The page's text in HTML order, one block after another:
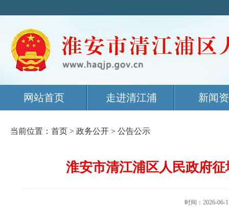
网站首页 走进清江浦 新闻
当前位置： 首页 > 政务公开 > 公告公示
淮安市清江浦区人民政府
时间：2026-